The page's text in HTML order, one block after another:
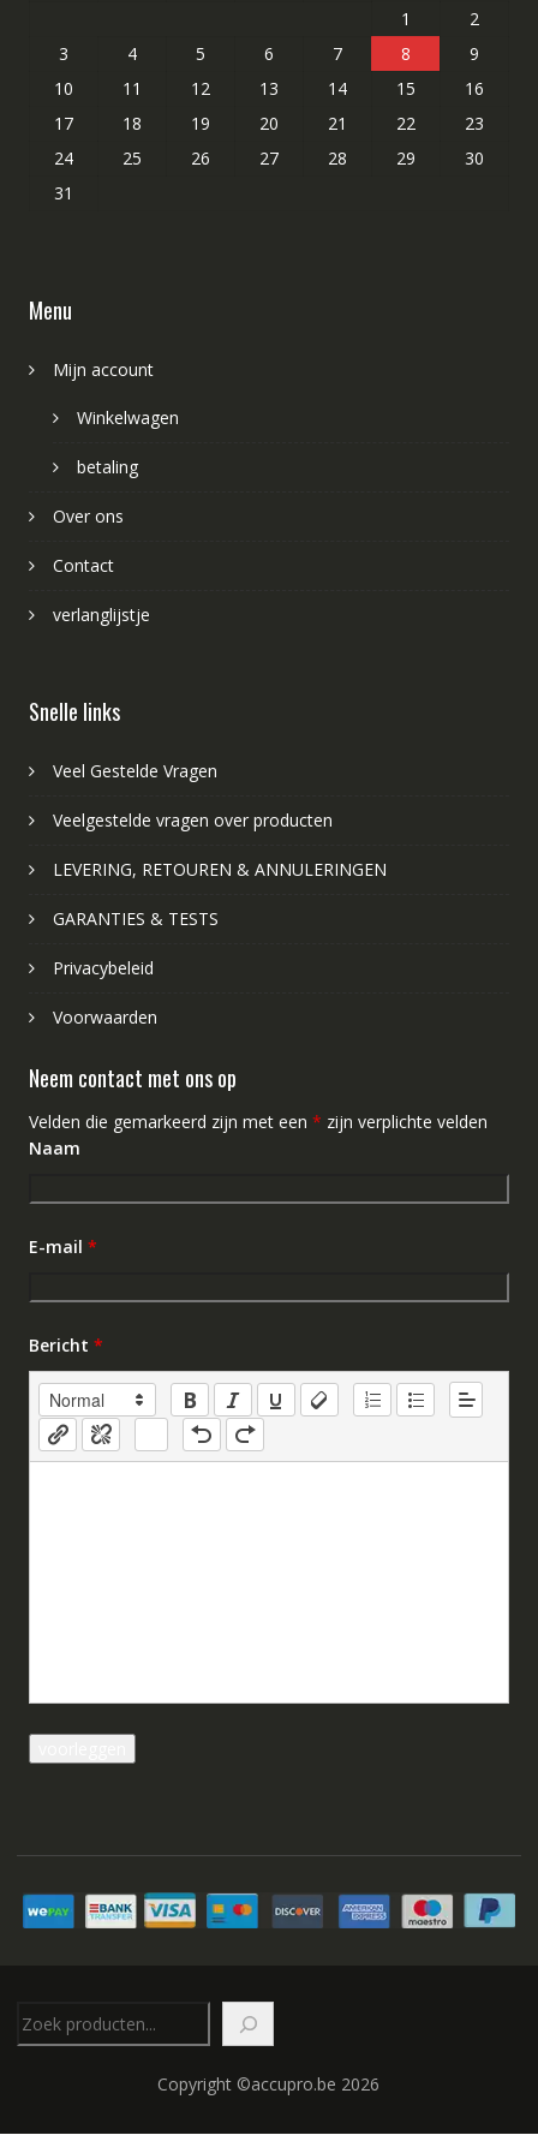
1
2
3
4 5 6 7 8
9
10
11 12 13 14 15
16
17
18 19 20 21 22
23
24
25 26 27 28 29
30
31
Menu
Mijn account
Winkelwagen
betaling
Over ons
Contact
verlanglijstje
Snelle links
Veel Gestelde Vragen
Veelgestelde vragen over producten
LEVERING, RETOUREN & ANNULERINGEN
GARANTIES & TESTS
Privacybeleid
Voorwaarden
Neem contact met ons op
Velden die gemarkeerd zijn met een * zijn verplichte velden
Naam
E-mail *
Bericht *
Copyright ©accupro.be 2026